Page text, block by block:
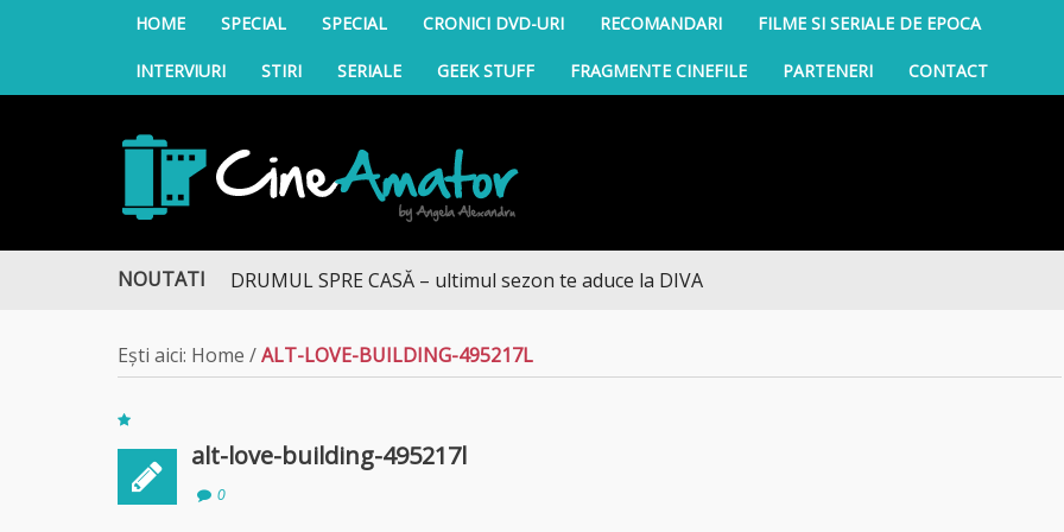
HOME SPECIAL SPECIAL CRONICI DVD-URI RECOMANDARI FILME SI SERIALE DE EPOCA
INTERVIURI STIRI SERIALE GEEK STUFF FRAGMENTE CINEFILE PARTENERI CONTACT
CineAmator
NOUTATIDRUMUL SPRE CASĂ – ultimul sezon te aduce la DIVA
Ești aici: Home /ALT-LOVE-BUILDING-495217L
alt-love-building-495217l
0